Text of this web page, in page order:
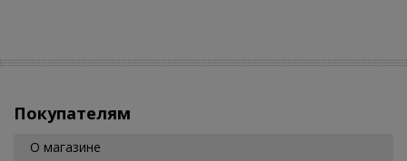
Покупателям
О магазине